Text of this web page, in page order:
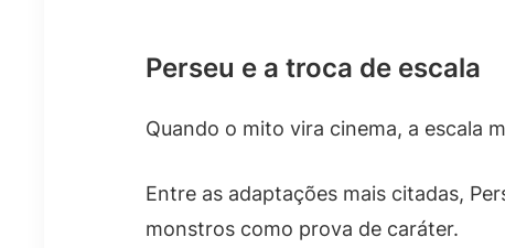
Perseu e a troca de escala
Quando o mito vira cinema, a escala
Entre as adaptações mais citadas,
monstros como prova de caráter.